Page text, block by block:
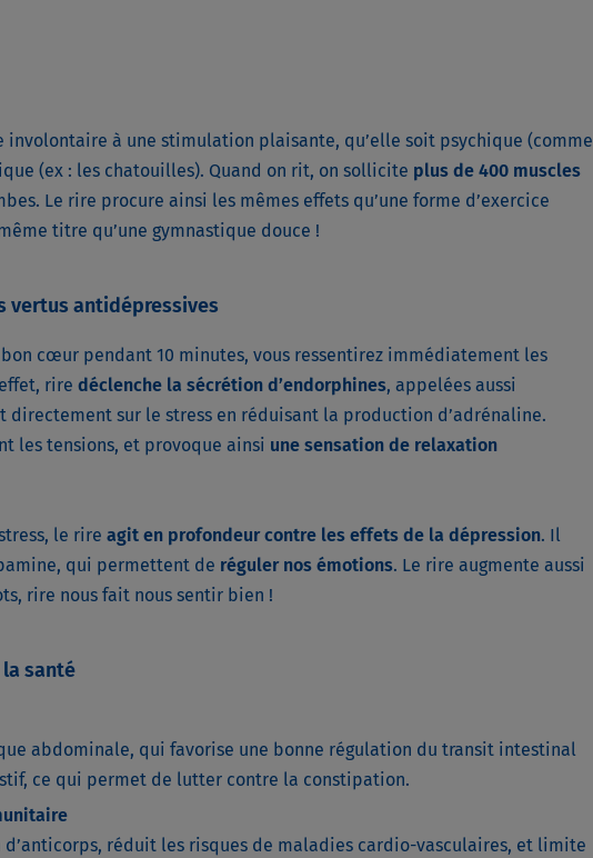
involontaire à une stimulation plaisante, qu’elle soit psychique (comme
(ex : les chatouilles). Quand on rit, on sollicite plus de 400 muscles
Le rire procure ainsi les mêmes effets qu’une forme d’exercice
titre qu’une gymnastique douce !
vertus antidépressives
bon cœur pendant 10 minutes, vous ressentirez immédiatement les
rire déclenche la sécrétion d’endorphines, appelées aussi
directement sur le stress en réduisant la production d’adrénaline.
les tensions, et provoque ainsi une sensation de relaxation
le rire agit en profondeur contre les effets de la dépression. Il
qui permettent de réguler nos émotions. Le rire augmente aussi
rire nous fait nous sentir bien !
santé
abdominale, qui favorise une bonne régulation du transit intestinal
ce qui permet de lutter contre la constipation.
réduit les risques de maladies cardio-vasculaires, et limite